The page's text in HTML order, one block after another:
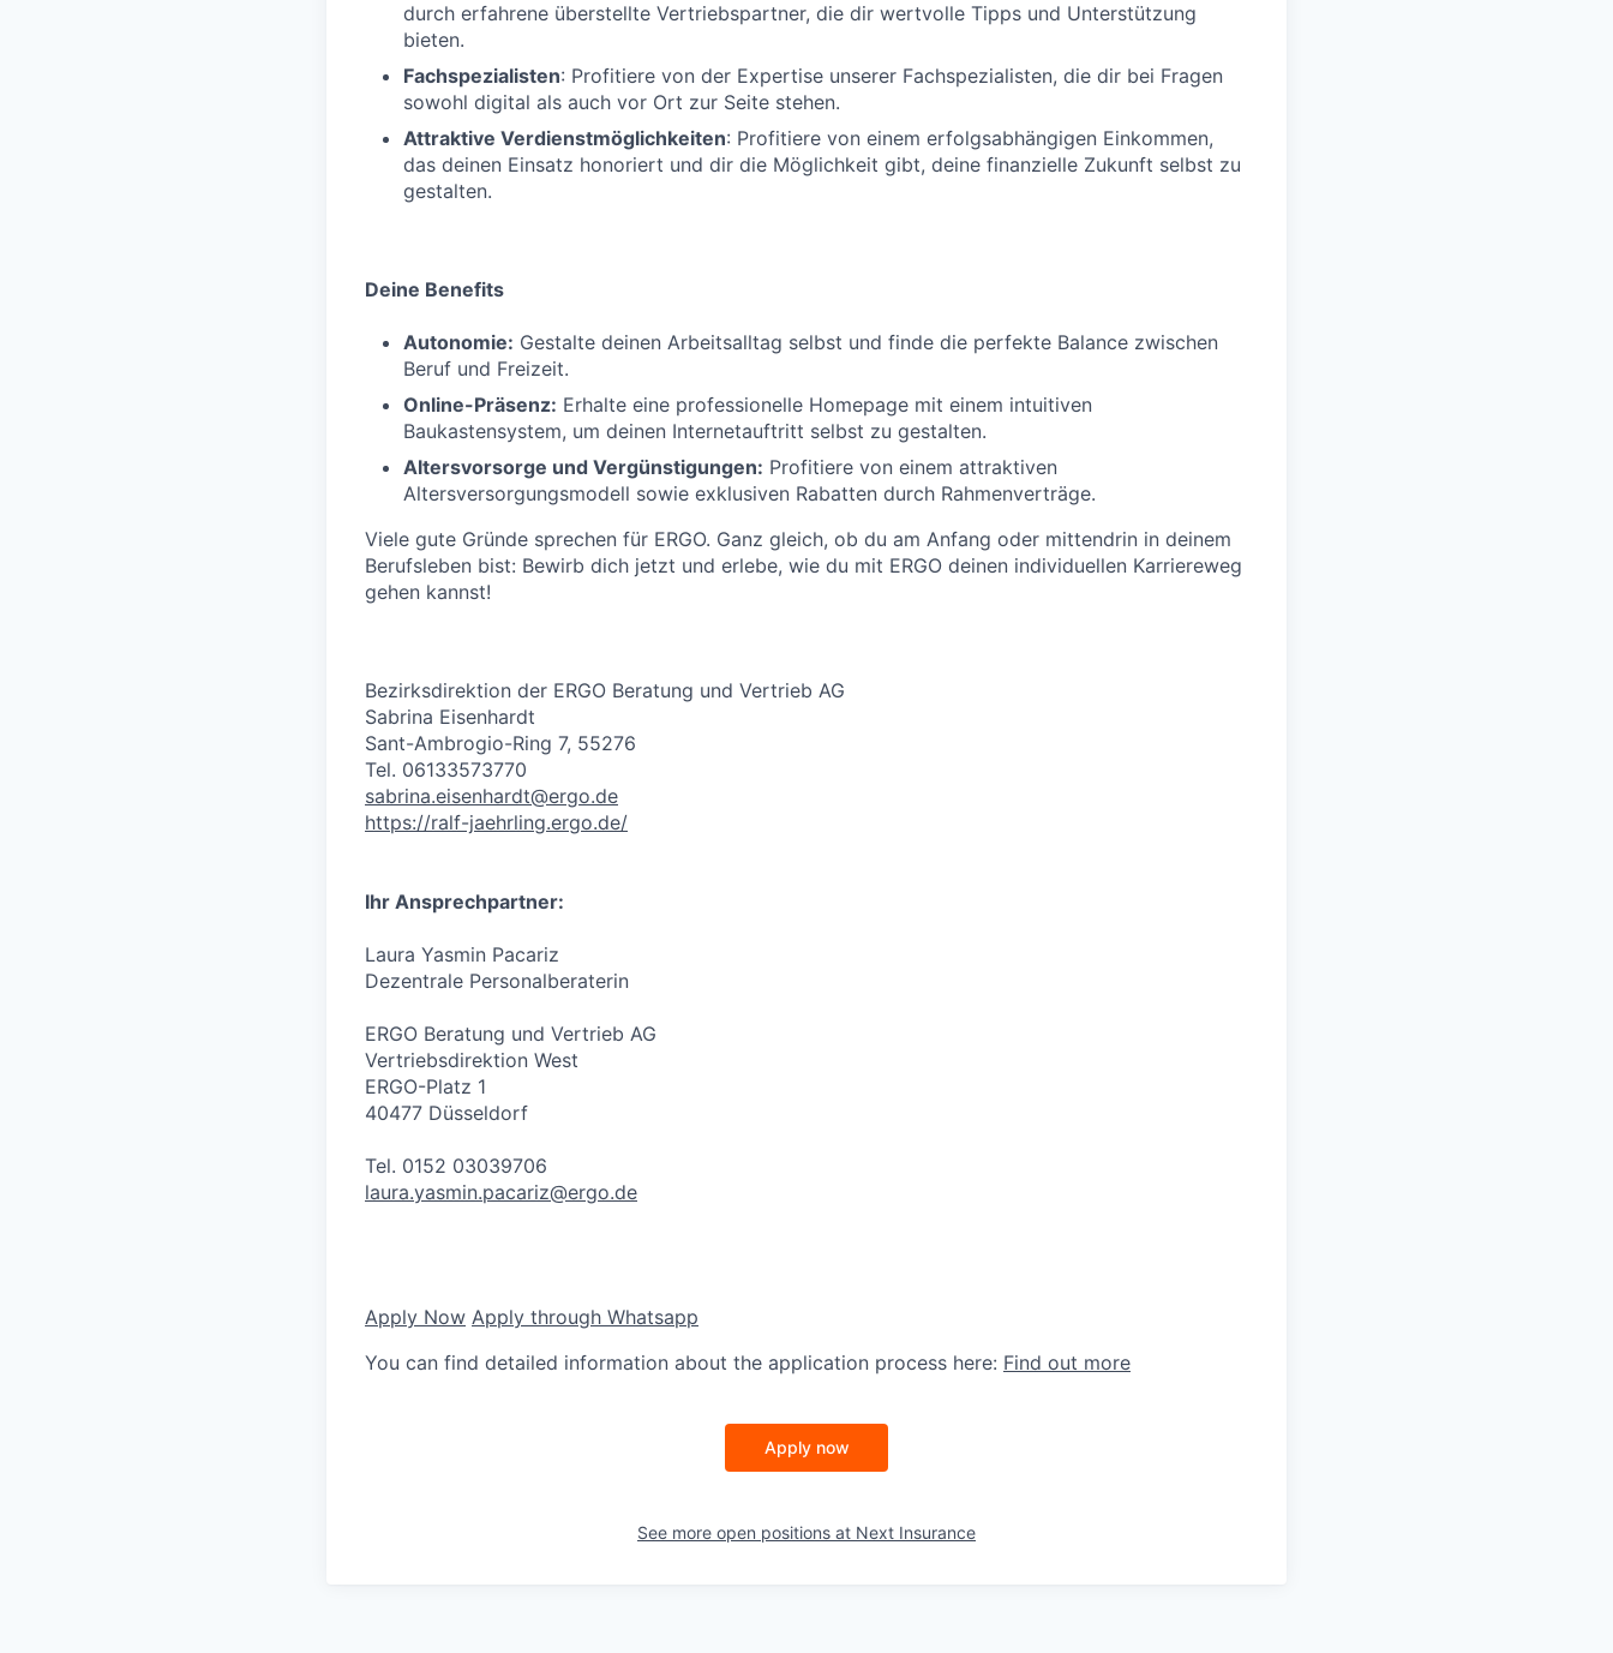
durch erfahrene überstellte Vertriebspartner, die dir wertvolle Tipps und Unterstützung
bieten.
Fachspezialisten: Profitiere von der Expertise unserer Fachspezialisten, die dir bei Fragen
sowohl digital als auch vor Ort zur Seite stehen.
Attraktive Verdienstmöglichkeiten: Profitiere von einem erfolgsabhängigen Einkommen,
das deinen Einsatz honoriert und dir die Möglichkeit gibt, deine finanzielle Zukunft selbst zu
gestalten.
Deine Benefits
Autonomie: Gestalte deinen Arbeitsalltag selbst und finde die perfekte Balance zwischen
Beruf und Freizeit.
Online-Präsenz: Erhalte eine professionelle Homepage mit einem intuitiven
Baukastensystem, um deinen Internetauftritt selbst zu gestalten.
Altersvorsorge und Vergünstigungen: Profitiere von einem attraktiven
Altersversorgungsmodell sowie exklusiven Rabatten durch Rahmenverträge.
Viele gute Gründe sprechen für ERGO. Ganz gleich, ob du am Anfang oder mittendrin in deinem
Berufsleben bist: Bewirb dich jetzt und erlebe, wie du mit ERGO deinen individuellen Karriereweg
gehen kannst!
Bezirksdirektion der ERGO Beratung und Vertrieb AG
Sabrina Eisenhardt
Sant-Ambrogio-Ring 7, 55276
Tel. 06133573770
sabrina.eisenhardt@ergo.de
https://ralf-jaehrling.ergo.de/
Ihr Ansprechpartner:
Laura Yasmin Pacariz
Dezentrale Personalberaterin
ERGO Beratung und Vertrieb AG
Vertriebsdirektion West
ERGO-Platz 1
40477 Düsseldorf
Tel. 0152 03039706
laura.yasmin.pacariz@ergo.de
Apply Now Apply through Whatsapp
You can find detailed information about the application process here: Find out more
Apply now
See more open positions at Next Insurance